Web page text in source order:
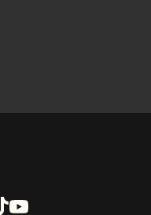
Youtube